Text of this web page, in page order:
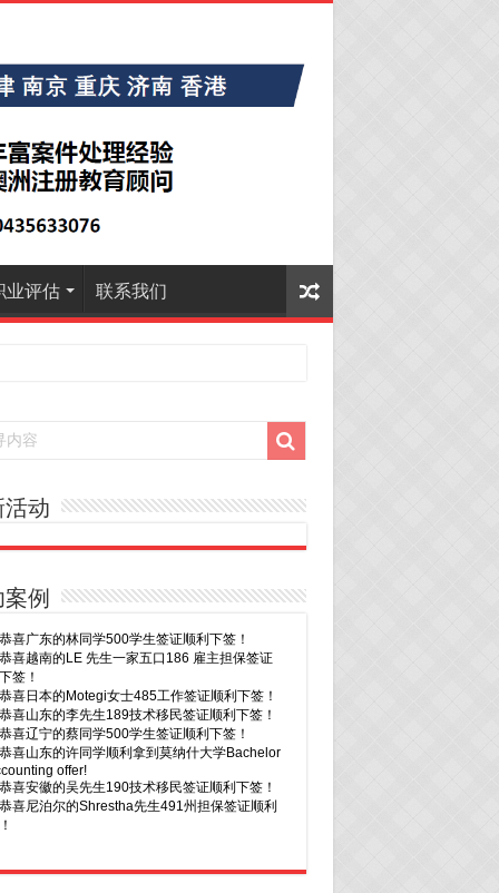
业评估 联系我们
活动
例
喜广东的林同学500学生签证顺利下签！
喜越南的LE 先生一家五口186 雇主担保签证
签！
喜日本的Motegi女士485工作签证顺利下签！
喜山东的李先生189技术移民签证顺利下签！
喜辽宁的蔡同学500学生签证顺利下签！
喜山东的许同学顺利拿到莫纳什大学Bachelor
offer!
喜安徽的吴先生190技术移民签证顺利下签！
喜尼泊尔的Shrestha先生491州担保签证顺利